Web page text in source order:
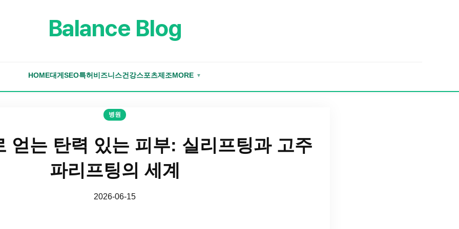
Balance Blog
HOME대게 SEO특허 비즈니스건강스포츠제조MORE ▼
병원
얻는 탄력 있는 피부: 실리프팅과 고주
파리프팅의 세계
2026-06-15